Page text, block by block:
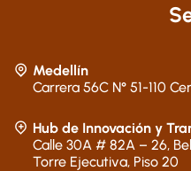
Medellín
Carrera 56C N° 51-110
Hub de Innovación y
Calle 30A # 82A – 26,
Torre Ejecutiva, Piso 20